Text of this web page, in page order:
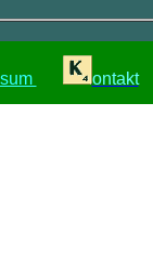
ontakt